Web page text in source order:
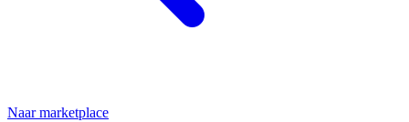
Naar marketplace